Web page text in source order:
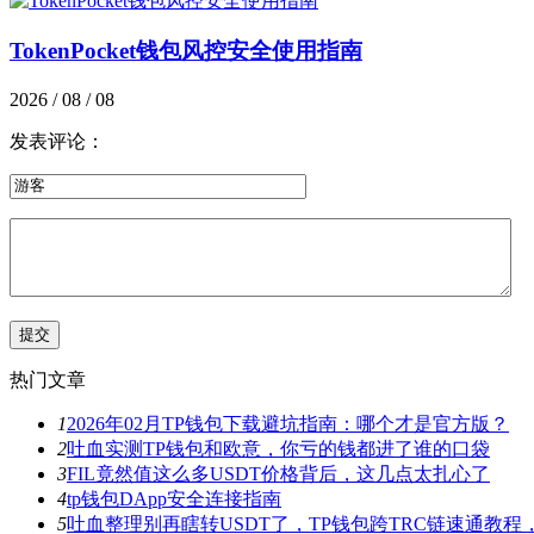
TokenPocket钱包风控安全使用指南
2026 / 08 / 08
发表评论：
热门文章
12026年02月TP钱包下载避坑指南：哪个才是官方版？
2吐血实测TP钱包和欧意，你亏的钱都进了谁的口袋
3FIL竟然值这么多USDT价格背后，这几点太扎心了
4tp钱包DApp安全连接指南
5吐血整理别再瞎转USDT了，TP钱包跨TRC链速通教程